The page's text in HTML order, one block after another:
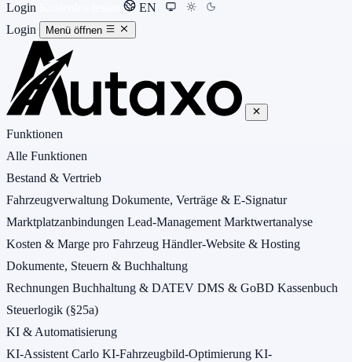
Login
EN
Login
Menü öffnen
Funktionen
Alle Funktionen
Bestand & Vertrieb
Fahrzeugverwaltung Dokumente, Verträge & E-Signatur
Marktplatzanbindungen Lead-Management Marktwertanalyse
Kosten & Marge pro Fahrzeug Händler-Website & Hosting
Dokumente, Steuern & Buchhaltung
Rechnungen Buchhaltung & DATEV DMS & GoBD Kassenbuch
Steuerlogik (§25a)
KI & Automatisierung
KI-Assistent Carlo KI-Fahrzeugbild-Optimierung KI-